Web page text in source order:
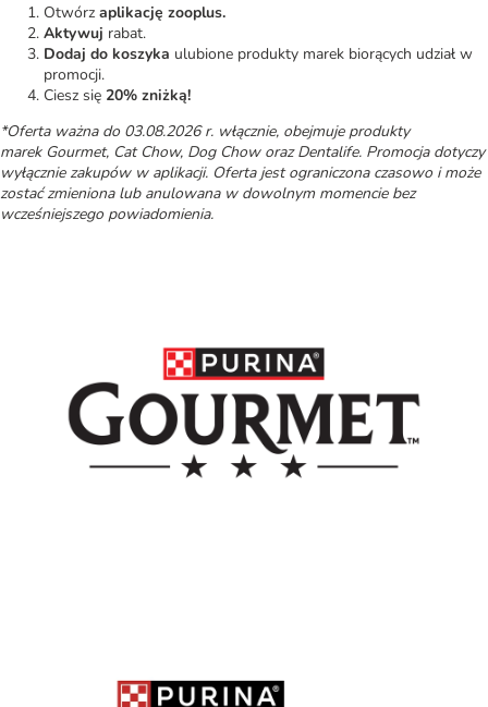
Otwórz aplikację zooplus.
Aktywuj rabat.
Dodaj do koszyka ulubione produkty marek biorących udział w
promocji.
Ciesz się 20% zniżką!
*Oferta ważna do 03.08.2026 r. włącznie, obejmuje produkty
marek Gourmet, Cat Chow, Dog Chow oraz Dentalife. Promocja dotyczy
wyłącznie zakupów w aplikacji. Oferta jest ograniczona czasowo i może
zostać zmieniona lub anulowana w dowolnym momencie bez
wcześniejszego powiadomienia.